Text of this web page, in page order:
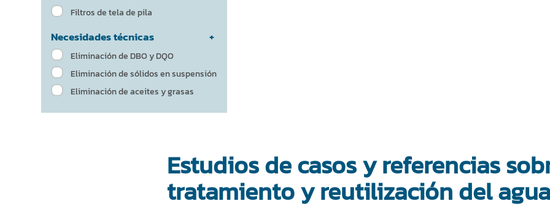
Filtros de tela de pila
Necesidades técnicas
Eliminación de DBO y DQO
Eliminación de sólidos en suspensión
Eliminación de aceites y grasas
Estudios de casos y referencias
tratamiento y reutilización del agua